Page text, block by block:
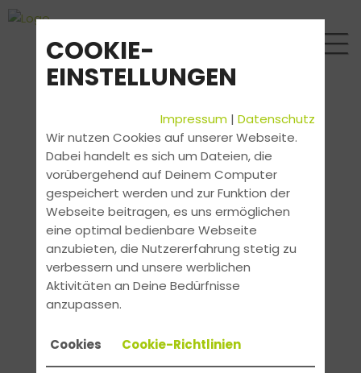
COOKIE-
EINSTELLUNGEN
Impressum |Datenschutz
Wir nutzen Cookies auf unserer Webseite.
Dabei handelt es sich um Dateien, die
vorübergehend auf Deinem Computer
gespeichert werden und zur Funktion der
Webseite beitragen, es uns ermöglichen
eine optimal bedienbare Webseite
anzubieten, die Nutzererfahrung stetig zu
verbessern und unsere werblichen
Aktivitäten an Deine Bedürfnisse
anzupassen.
Cookies Cookie-Richtlinien